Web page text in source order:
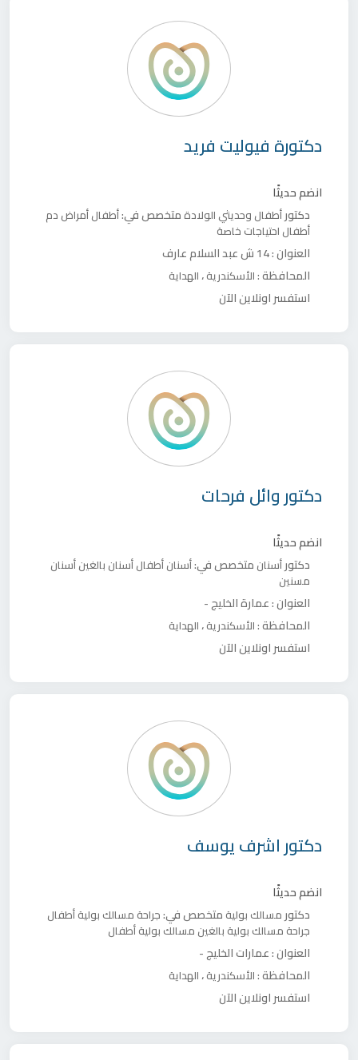
دكتورة فيوليت فريد
انضم حديثًا
دكتورأطفال وحديثي الولادةمتخصص في:أطفالأمراض دم
أطفال احتياجات خاصة
العنوان :14 ش عبد السلام عارف
المحافظة :الأسكندرية،الهداية
استفسر اونلاين الآن
دكتوروائل فرحات
انضم حديثًا
دكتورأسنان متخصص في:أسنان أطفالأسنان بالغينأسنان
مسنين
العنوان :عمارة الخليج -
المحافظة :الأسكندرية،الهداية
استفسر اونلاين الآن
دكتوراشرف يوسف
انضم حديثًا
دكتور مسالك بوليةمتخصص في:جراحة مسالك بولية أطفال
جراحة مسالك بولية بالغين مسالك بولية أطفال
العنوان :عمارات الخليج -
المحافظة :الأسكندرية،الهداية
استفسر اونلاين الآن